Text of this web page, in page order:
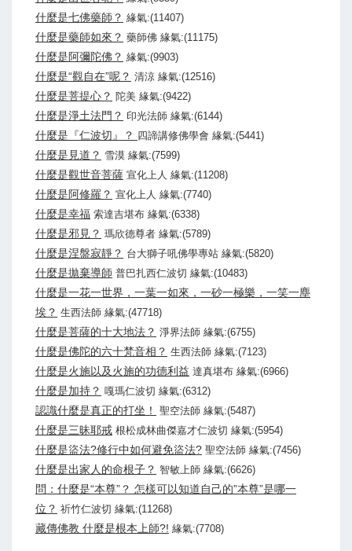
什麼是七佛藥師？ 緣氣:(11407)
什麼是藥師如來？ 藥師佛 緣氣:(11175)
什麼是阿彌陀佛？ 緣氣:(9903)
什麼是“觀自在”呢？ 清涼 緣氣:(12516)
什麼是菩提心？ 陀美 緣氣:(9422)
什麼是淨土法門？ 印光法師 緣氣:(6144)
什麼是『仁波切』？ 四諦講修佛學會 緣氣:(5441)
什麼是見道？ 雪漠 緣氣:(7599)
什麼是觀世音菩薩 宣化上人 緣氣:(11208)
什麼是阿修羅？ 宣化上人 緣氣:(7740)
什麼是幸福 索達吉堪布 緣氣:(6338)
什麼是邪見？ 瑪欣德尊者 緣氣:(5789)
什麼是涅盤寂靜？ 台大獅子吼佛學專站 緣氣:(5820)
什麼是拋棄導師 普巴扎西仁波切 緣氣:(10483)
什麼是一花一世界，一葉一如來，一砂一極樂，一笑一塵
埃？ 生西法師 緣氣:(47718)
什麼是菩薩的十大地法？ 淨界法師 緣氣:(6755)
什麼是佛陀的六十梵音相？ 生西法師 緣氣:(7123)
什麼是火施以及火施的功德利益 達真堪布 緣氣:(6966)
什麼是加持？ 嘎瑪仁波切 緣氣:(6312)
認識什麼是真正的打坐！ 聖空法師 緣氣:(5487)
什麼是三昧耶戒 根松成林曲傑嘉才仁波切 緣氣:(5954)
什麼是盜法?修行中如何避免盜法? 聖空法師 緣氣:(7456)
什麼是出家人的命根子？ 智敏上師 緣氣:(6626)
問：什麼是“本尊”？ 怎樣可以知道自己的”本尊”是哪一
位？ 祈竹仁波切 緣氣:(11268)
藏傳佛教 什麼是根本上師?! 緣氣:(7708)